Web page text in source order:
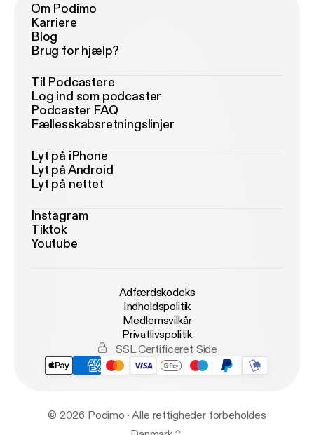
Om Podimo
Karriere
Blog
Brug for hjælp?
Til Podcastere
Log ind som podcaster
Podcaster FAQ
Fællesskabsretningslinjer
Lyt på iPhone
Lyt på Android
Lyt på nettet
Instagram
Tiktok
Youtube
Adfærdskodeks
Indholdspolitik
Medlemsvilkår
Privatlivspolitik
SSL Certificeret Side
© 2026 Podimo · Alle rettigheder forbeholdes